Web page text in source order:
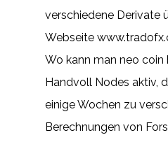
verschiedene Derivate
Webseite
Wo kann man neo coin
Handvoll Nodes aktiv,
einige Wochen zu
Berechnungen von